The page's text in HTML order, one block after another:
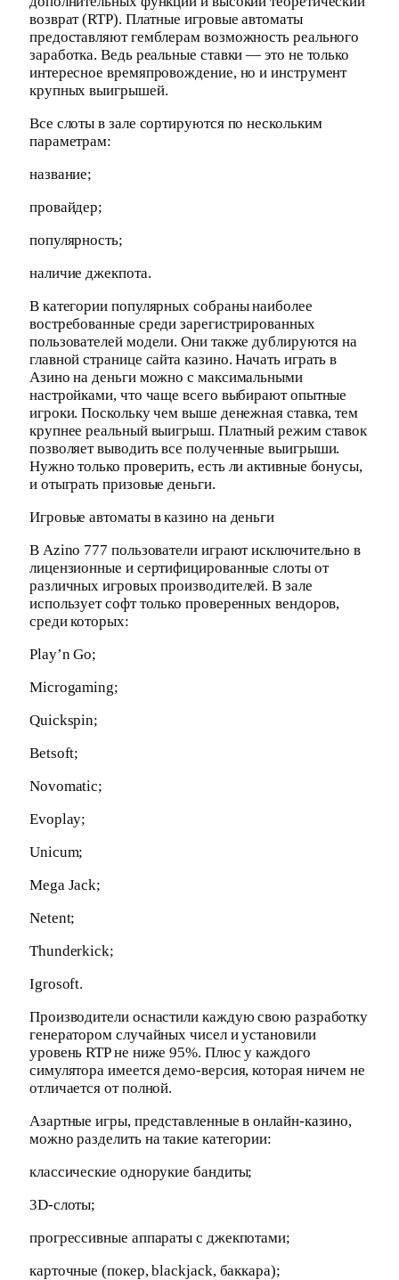
возврат (RTP). Платные игровые автоматы
предоставляют гемблерам возможность реального
заработка. Ведь реальные ставки — это не только
интересное времяпровождение, но и инструмент
крупных выигрышей.
Все слоты в зале сортируются по нескольким
параметрам:
название;
провайдер;
популярность;
наличие джекпота.
В категории популярных собраны наиболее
востребованные среди зарегистрированных
пользователей модели. Они также дублируются на
главной странице сайта казино. Начать играть в
Азино на деньги можно с максимальными
настройками, что чаще всего выбирают опытные
игроки. Поскольку чем выше денежная ставка, тем
крупнее реальный выигрыш. Платный режим ставок
позволяет выводить все полученные выигрыши.
Нужно только проверить, есть ли активные бонусы,
и отыграть призовые деньги.
Игровые автоматы в казино на деньги
В Azino 777 пользователи играют исключительно в
лицензионные и сертифицированные слоты от
различных игровых производителей. В зале
использует софт только проверенных вендоров,
среди которых:
Play’n Go;
Microgaming;
Quickspin;
Betsoft;
Novomatic;
Evoplay;
Unicum;
Mega Jack;
Netent;
Thunderkick;
Igrosoft.
Производители оснастили каждую свою разработку
генератором случайных чисел и установили
уровень RTP не ниже 95%. Плюс у каждого
симулятора имеется демо-версия, которая ничем не
отличается от полной.
Азартные игры, представленные в онлайн-казино,
можно разделить на такие категории:
классические однорукие бандиты;
3D-слоты;
прогрессивные аппараты с джекпотами;
карточные (покер, blackjack, баккара);